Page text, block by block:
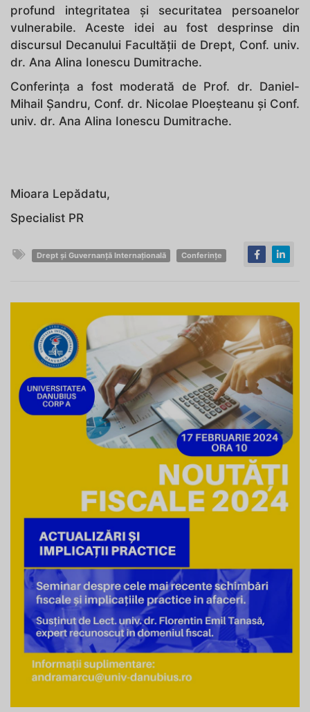
profund integritatea și securitatea persoanelor
vulnerabile. Aceste idei au fost desprinse din
discursul Decanului Facultății de Drept, Conf. univ.
dr. Ana Alina Ionescu Dumitrache.
Conferința a fost moderată de Prof. dr. Daniel-
Mihail Șandru, Conf. dr. Nicolae Ploeșteanu și Conf.
univ. dr. Ana Alina Ionescu Dumitrache.
Mioara Lepădatu,
Specialist PR
Drept și Guvernanță Internațională Conferințe